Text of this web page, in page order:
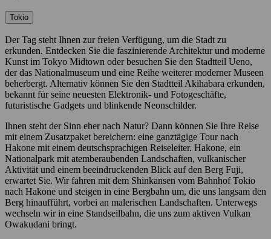
Tokio
Der Tag steht Ihnen zur freien Verfügung, um die Stadt zu
erkunden. Entdecken Sie die faszinierende Architektur und moderne
Kunst im Tokyo Midtown oder besuchen Sie den Stadtteil Ueno,
der das Nationalmuseum und eine Reihe weiterer moderner Museen
beherbergt. Alternativ können Sie den Stadtteil Akihabara erkunden,
bekannt für seine neuesten Elektronik- und Fotogeschäfte,
futuristische Gadgets und blinkende Neonschilder.
Ihnen steht der Sinn eher nach Natur? Dann können Sie Ihre Reise
mit einem Zusatzpaket bereichern: eine ganztägige Tour nach
Hakone mit einem deutschsprachigen Reiseleiter. Hakone, ein
Nationalpark mit atemberaubenden Landschaften, vulkanischer
Aktivität und einem beeindruckenden Blick auf den Berg Fuji,
erwartet Sie. Wir fahren mit dem Shinkansen vom Bahnhof Tokio
nach Hakone und steigen in eine Bergbahn um, die uns langsam den
Berg hinaufführt, vorbei an malerischen Landschaften. Unterwegs
wechseln wir in eine Standseilbahn, die uns zum aktiven Vulkan
Owakudani bringt.